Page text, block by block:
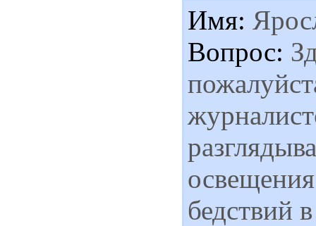
Имя:
Вопрос:
бедствий